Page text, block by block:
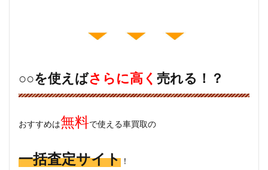
○○を使えばさらに高く 売れる！？
おすすめは無料で使える車買取の
一括査定サイト ！